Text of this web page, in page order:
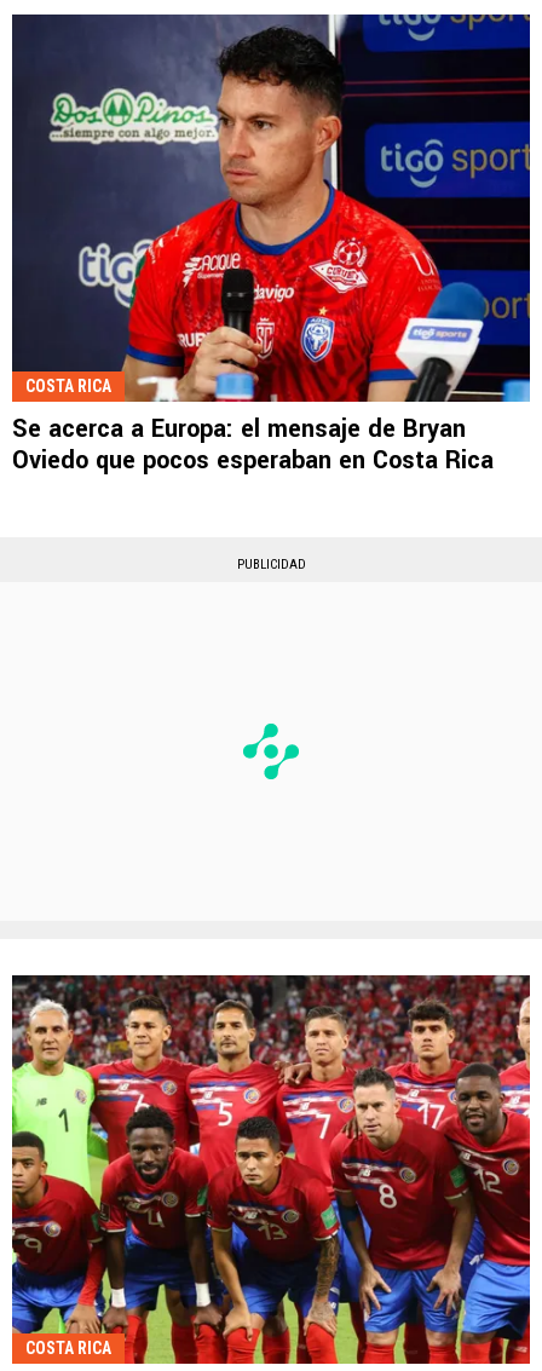
COSTA RICA
Se acerca a Europa: el mensaje de Bryan
Oviedo que pocos esperaban en Costa Rica
PUBLICIDAD
COSTA RICA